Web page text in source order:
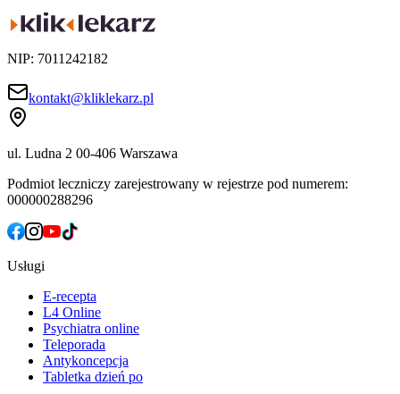
NIP: 7011242182
kontakt@kliklekarz.pl
ul. Ludna 2 00-406 Warszawa
Podmiot leczniczy zarejestrowany w rejestrze pod numerem:
000000288296
Usługi
E-recepta
L4 Online
Psychiatra online
Teleporada
Antykoncepcja
Tabletka dzień po